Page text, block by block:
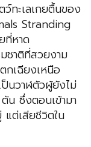
ว์ทะเลเกยตื้นของ
Stranding
ที่หาด
าติที่สวยงาม
กเฉียงเหนือ
นวาฬตัวผู้ยังไม่
น ซึ่งตอนเข้ามา
ต่เสียชีวิตใน